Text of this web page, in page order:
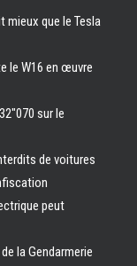
mieux que le Tesla
le W16 en œuvre
sur le
de voitures
peut
la Gendarmerie